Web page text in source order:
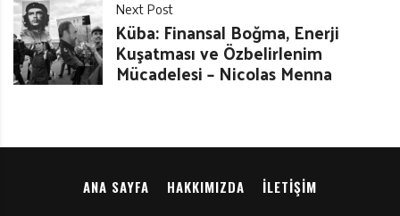
Next Post
Küba: Finansal Boğma, Enerji
Kuşatması ve Özbelirlenim
Mücadelesi – Nicolas Menna
ANA SAYFA HAKKIMIZDA İLETIŞIM